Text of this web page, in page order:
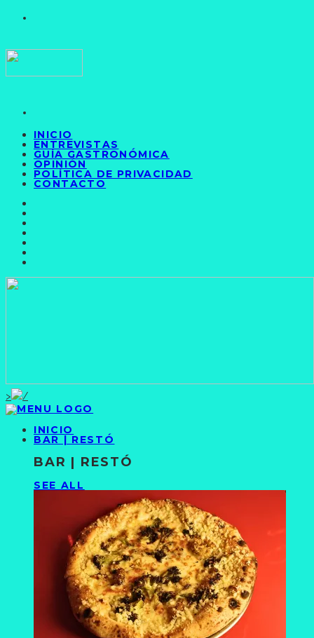
INICIO
ENTREVISTAS
GUÍA GASTRONÓMICA
OPINIÓN
POLÍTICA DE PRIVACIDAD
CONTACTO
>
INICIO
BAR | RESTÓ
BAR | RESTÓ
SEE ALL